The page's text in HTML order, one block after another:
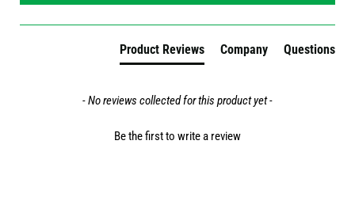
Product Reviews Company Questions
- No reviews collected for this product yet -
Be the first to write a review